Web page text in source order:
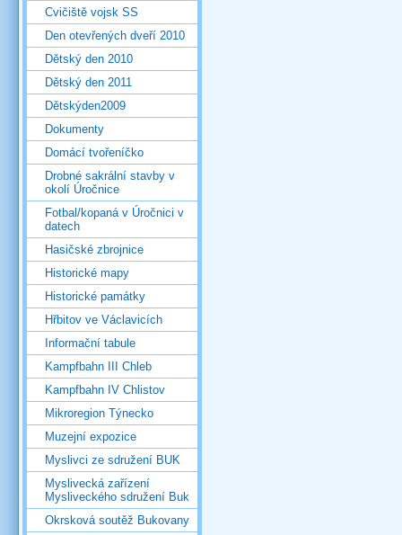
Cvičiště vojsk SS
Den otevřených dveří 2010
Dětský den 2010
Dětský den 2011
Dětskýden2009
Dokumenty
Domácí tvořeníčko
Drobné sakrální stavby v
okolí Úročnice
Fotbal/kopaná v Úročnici v
datech
Hasičské zbrojnice
Historické mapy
Historické památky
Hřbitov ve Václavicích
Informační tabule
Kampfbahn III Chleb
Kampfbahn IV Chlistov
Mikroregion Týnecko
Muzejní expozice
Myslivci ze sdružení BUK
Myslivecká zařízení
Mysliveckého sdružení Buk
Okrsková soutěž Bukovany